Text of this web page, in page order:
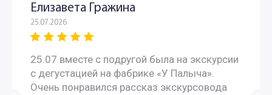
Елизавета Гражина
25.07.2026
25.07 вместе с подругой была на экскурсии
с дегустацией на фабрике «У Палыча».
Очень понравился рассказ экскурсовода